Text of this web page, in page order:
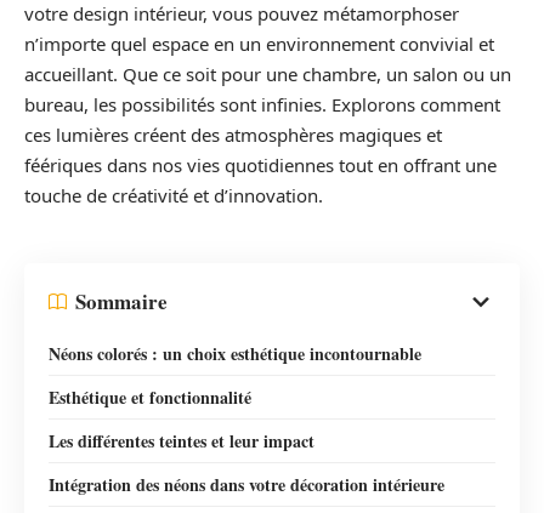
votre design intérieur, vous pouvez métamorphoser
n’importe quel espace en un environnement convivial et
accueillant. Que ce soit pour une chambre, un salon ou un
bureau, les possibilités sont infinies. Explorons comment
ces lumières créent des atmosphères magiques et
féériques dans nos vies quotidiennes tout en offrant une
touche de créativité et d’innovation.
Sommaire
Néons colorés : un choix esthétique incontournable
Esthétique et fonctionnalité
Les différentes teintes et leur impact
Intégration des néons dans votre décoration intérieure